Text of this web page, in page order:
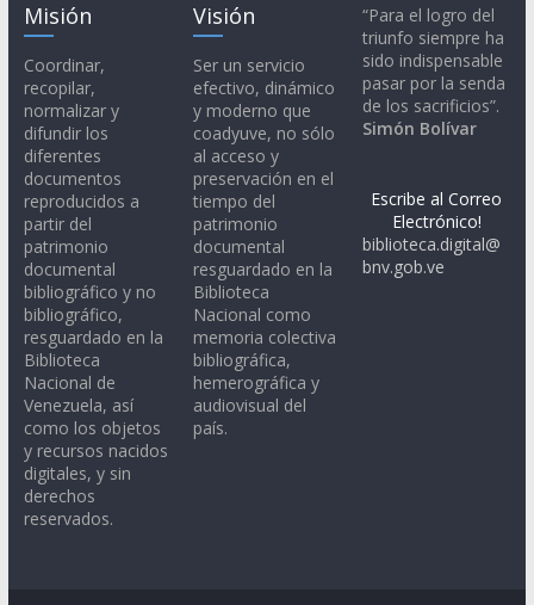
Misión
Coordinar,
recopilar,
normalizar y
difundir los
diferentes
documentos
reproducidos a
partir del
patrimonio
documental
bibliográfico y no
bibliográfico,
resguardado en la
Biblioteca
Nacional de
Venezuela, así
como los objetos
y recursos nacidos
digitales, y sin
derechos
reservados.
Visión
Ser un servicio
efectivo, dinámico
y moderno que
coadyuve, no sólo
al acceso y
preservación en el
tiempo del
patrimonio
documental
resguardado en la
Biblioteca
Nacional como
memoria colectiva
bibliográfica,
hemerográfica y
audiovisual del
país.
“Para el logro del
triunfo siempre ha
sido indispensable
pasar por la senda
de los sacrificios”.
Simón Bolívar
Escribe al Correo
Electrónico!
biblioteca.digital@
bnv.gob.ve